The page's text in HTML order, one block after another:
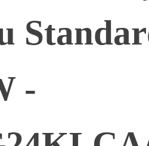
-